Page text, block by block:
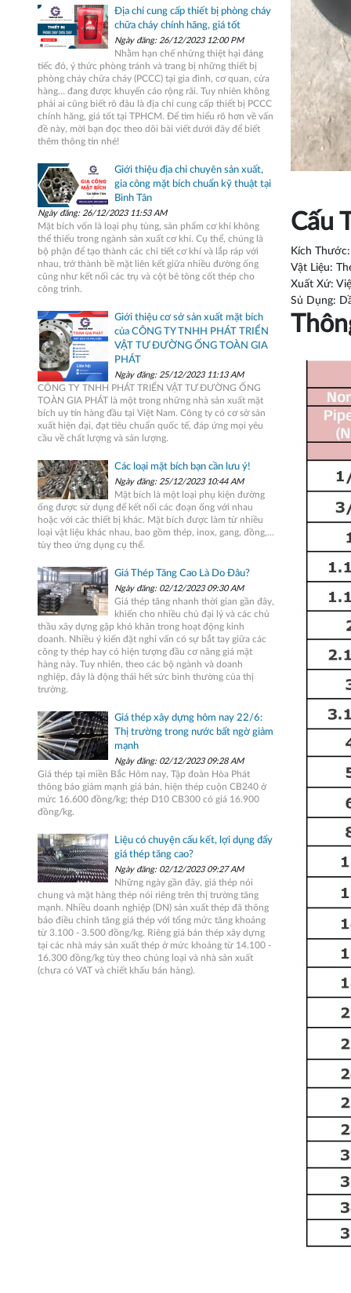
Cấu
Kích
Vật Liệu:
Xuất Xứ:
Sủ Dụng:
Địa chỉ cung cấp thiết bị phòng cháy
chữa cháy chính hãng, giá tốt
Ngày đăng: 26/12/2023 12:00 PM
Nhằm hạn chế những thiệt hại đáng
tiếc đó, ý thức phòng tránh và trang bị những thiết bị
phòng cháy chữa cháy (PCCC) tại gia đình, cơ quan, cửa
hàng… đang được khuyến cáo rộng rãi. Tuy nhiên không
phải ai cũng biết rõ đâu là địa chỉ cung cấp thiết bị PCCC
chính hãng, giá tốt tại TPHCM. Để tìm hiểu rõ hơn về vấn
đề này, mời bạn đọc theo dõi bài viết dưới đây để biết
thêm thông tin nhé!
Giới thiệu địa chỉ chuyên sản xuất,
gia công mặt bích chuẩn kỹ thuật tại
Bình Tân
Ngày đăng: 26/12/2023 11:53 AM
Mặt bích vốn là loại phụ tùng, sản phẩm cơ khí không
thể thiếu trong ngành sản xuất cơ khí. Cụ thể, chúng là
bộ phận để tạo thành các chi tiết cơ khí và lắp ráp với
nhau, trở thành bề mặt liên kết giữa nhiều đường ống
cũng như kết nối các trụ và cột bê tông cốt thép cho
công trình.
Giới thiệu cơ sở sản xuất mặt bích
của CÔNG TY TNHH PHÁT TRIỂN
VẬT TƯ ĐƯỜNG ỐNG TOÀN GIA
PHÁT
Ngày đăng: 25/12/2023 11:13 AM
CÔNG TY TNHH PHÁT TRIỂN VẬT TƯ ĐƯỜNG ỐNG
TOÀN GIA PHÁT là một trong những nhà sản xuất mặt
bích uy tín hàng đầu tại Việt Nam. Công ty có cơ sở sản
xuất hiện đại, đạt tiêu chuẩn quốc tế, đáp ứng mọi yêu
cầu về chất lượng và sản lượng.
Các loại mặt bích bạn cần lưu ý!
Ngày đăng: 25/12/2023 10:44 AM
Mặt bích là một loại phụ kiện đường
ống được sử dụng để kết nối các đoạn ống với nhau
hoặc với các thiết bị khác. Mặt bích được làm từ nhiều
loại vật liệu khác nhau, bao gồm thép, inox, gang, đồng,...
tùy theo ứng dụng cụ thể.
Giá Thép Tăng Cao Là Do Đâu?
Ngày đăng: 02/12/2023 09:30 AM
Giá thép tăng nhanh thời gian gần đây,
khiến cho nhiều chủ đại lý và các chủ
thầu xây dựng gặp khó khăn trong hoạt động kinh
doanh. Nhiều ý kiến đặt nghi vấn có sự bắt tay giữa các
công ty thép hay có hiện tượng đầu cơ nâng giá mặt
hàng này. Tuy nhiên, theo các bộ ngành và doanh
nghiệp, đây là động thái hết sức bình thường của thị
trường.
Giá thép xây dựng hôm nay 22/6:
Thị trường trong nước bất ngờ giảm
mạnh
Ngày đăng: 02/12/2023 09:28 AM
Giá thép tại miền Bắc Hôm nay, Tập đoàn Hòa Phát
thông báo giảm mạnh giá bán, hiện thép cuộn CB240 ở
mức 16.600 đồng/kg; thép D10 CB300 có giá 16.900
đồng/kg.
Liệu có chuyện cấu kết, lợi dụng đẩy
giá thép tăng cao?
Ngày đăng: 02/12/2023 09:27 AM
Những ngày gần đây, giá thép nói
chung và mặt hàng thép nói riêng trên thị trường tăng
mạnh. Nhiều doanh nghiệp (DN) sản xuất thép đã thông
báo điều chỉnh tăng giá thép với tổng mức tăng khoảng
từ 3.100 - 3.500 đồng/kg. Riêng giá bán thép xây dựng
tại các nhà máy sản xuất thép ở mức khoảng từ 14.100 -
16.300 đồng/kg tùy theo chủng loại và nhà sản xuất
(chưa có VAT và chiết khấu bán hàng).